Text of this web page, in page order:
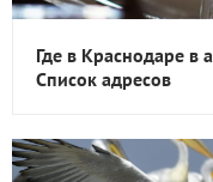
Где в Краснодаре в
Список адресов